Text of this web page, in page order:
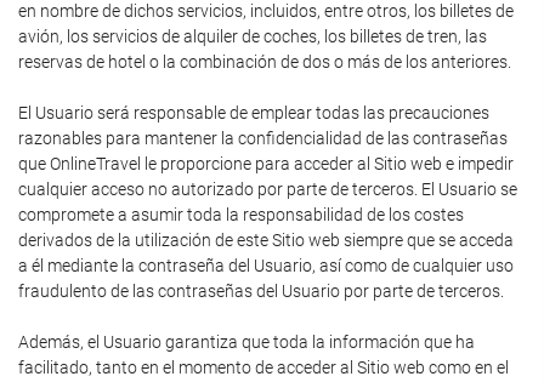
en nombre de dichos servicios, incluidos, entre otros, los billetes de
avión, los servicios de alquiler de coches, los billetes de tren, las
reservas de hotel o la combinación de dos o más de los anteriores.
El Usuario será responsable de emplear todas las precauciones
razonables para mantener la confidencialidad de las contraseñas
que OnlineTravel le proporcione para acceder al Sitio web e impedir
cualquier acceso no autorizado por parte de terceros. El Usuario se
compromete a asumir toda la responsabilidad de los costes
derivados de la utilización de este Sitio web siempre que se acceda
a él mediante la contraseña del Usuario, así como de cualquier uso
fraudulento de las contraseñas del Usuario por parte de terceros.
Además, el Usuario garantiza que toda la información que ha
facilitado, tanto en el momento de acceder al Sitio web como en el